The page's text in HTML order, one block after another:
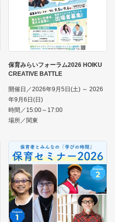
保育みらいフォーラム2026 HOIKU
CREATIVE BATTLE
開催日／2026年9月5日(土) ～ 2026
年9月6日(日)
時間／15:00～17:00
場所／関東